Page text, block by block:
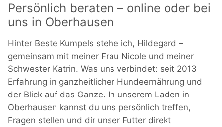
Persönlich beraten – online oder bei
uns in Oberhausen
Hinter Beste Kumpels stehe ich, Hildegard –
gemeinsam mit meiner Frau Nicole und meiner
Schwester Katrin. Was uns verbindet: seit 2013
Erfahrung in ganzheitlicher Hundeernährung und
der Blick auf das Ganze. In unserem Laden in
Oberhausen kannst du uns persönlich treffen,
Fragen stellen und dir unser Futter direkt